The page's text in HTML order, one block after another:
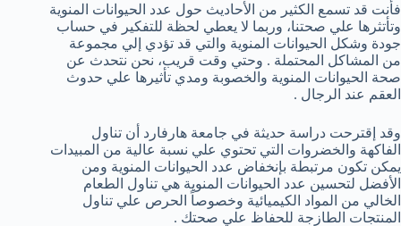
فأنت قد تسمع الكثير من الأحاديث حول عدد الحيوانات المنوية
وتأتثرها علي صحتنا، وربما لا يعطي لحظة للتفكير في حساب
جودة وشكل الحيوانات المنوية والتي قد تؤدي إلي مجموعة
من المشاكل المحتملة . وحتي وقت قريب، نحن نتحدث عن
صحة الحيوانات المنوية والخصوبة ومدي تأثيرها علي حدوث
العقم عند الرجال .
وقد إقترحت دراسة حديثة في جامعة هارفارد أن تناول
الفاكهة والخضروات التي تحتوي علي نسبة عالية من المبيدات
يمكن تكون مرتبطة بإنخفاض عدد الحيوانات المنوية ومن
الأفضل لتحسين عدد الحيوانات المنوية هي تناول الطعام
الخالي من المواد الكيميائية وخصوصاً الحرص علي تناول
المنتجات الطازجة للحفاظ علي صحتك .